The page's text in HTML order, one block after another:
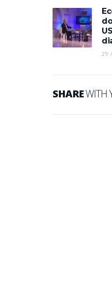
29
SHAREWITH